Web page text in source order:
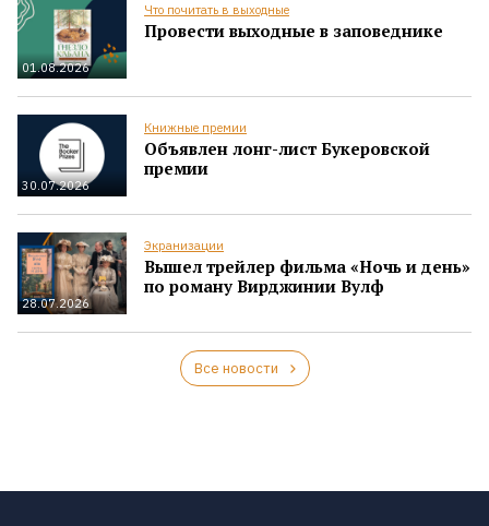
01.08.2026
Что почитать в выходные
Провести выходные в заповеднике
30.07.2026
Книжные премии
Объявлен лонг-лист Букеровской
премии
28.07.2026
Экранизации
Вышел трейлер фильма «Ночь и день»
по роману Вирджинии Вулф
Все новости